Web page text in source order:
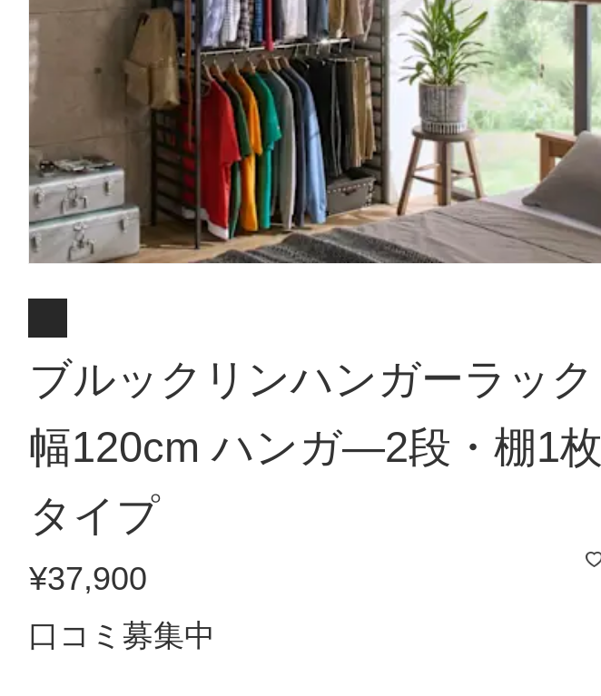
ブルックリンハンガーラック
幅120cm ハンガ―2段・棚1枚
タイプ
¥37,900
口コミ募集中